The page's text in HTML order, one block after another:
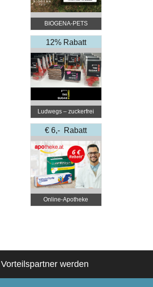
BIOGENA-PETS
12% Rabatt
Ludwegs – zuckerfrei
leben
€ 6,- Rabatt
Online‑Apotheke
Vorteilspartner werden